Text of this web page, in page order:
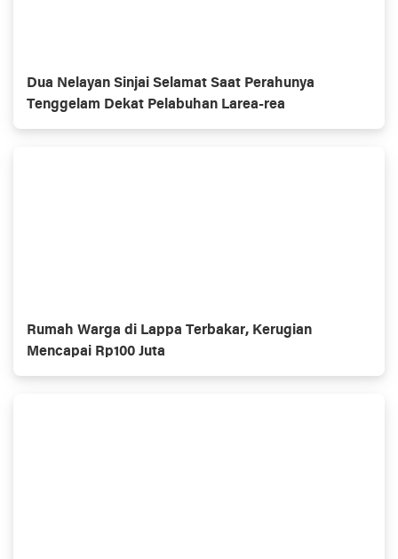
Dua Nelayan Sinjai Selamat Saat Perahunya
Tenggelam Dekat Pelabuhan Larea-rea
Rumah Warga di Lappa Terbakar, Kerugian
Mencapai Rp100 Juta